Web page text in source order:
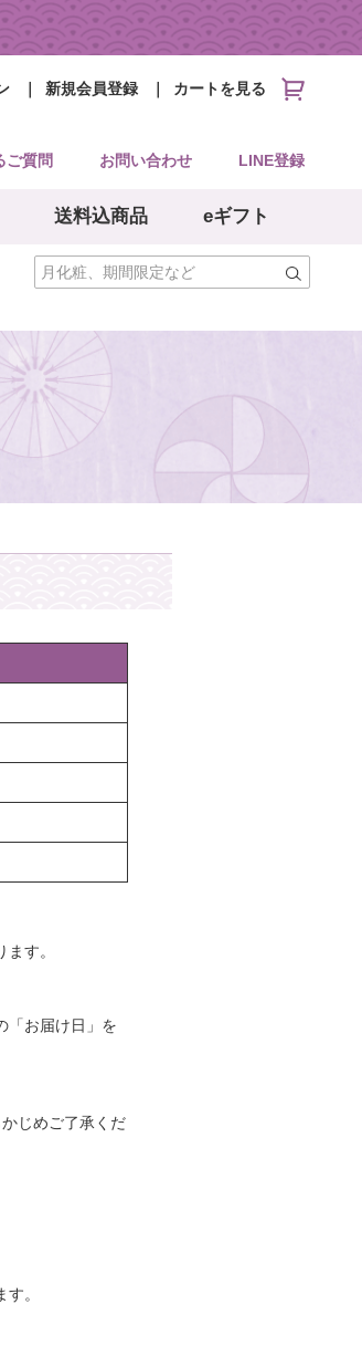
新規会員登録 カートを見る
ご質問 お問い合わせ LINE登録
送料込商品 eギフト
す。
「お届け日」を
じめご了承くだ
。